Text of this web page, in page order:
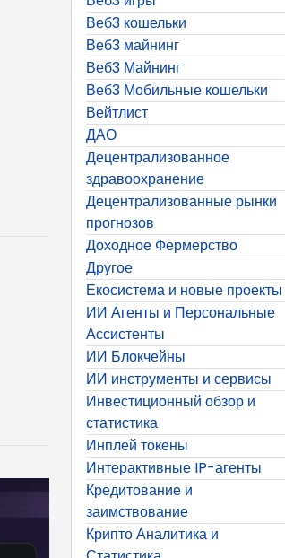
Веб3 кошельки
Веб3 майнинг
Веб3 Майнинг
Веб3 Мобильные кошельки
Вейтлист
ДАО
Децентрализованное
здравоохранение
Децентрализованные рынки
прогнозов
Доходное Фермерство
Другое
Екосистема и новые проекты
ИИ Агенты и Персональные
Ассистенты
ИИ Блокчейны
ИИ инструменты и сервисы
Инвестиционный обзор и
статистика
Инплей токены
Интерактивные IP-агенты
Кредитование и
заимствование
Крипто Аналитика и